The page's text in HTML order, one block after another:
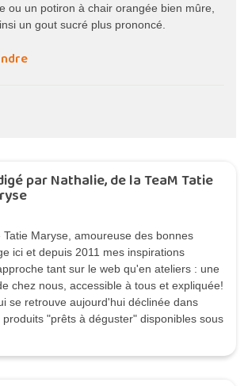
ou un potiron à chair orangée bien mûre,
un gout sucré plus prononcé.
par Nathalie, de la TeaM Tatie
Maryse, amoureuse des bonnes
ici et depuis 2011 mes inspirations
tant sur le web qu'en ateliers : une
chez nous, accessible à tous et expliquée!
se retrouve aujourd'hui déclinée dans
"prêts à déguster" disponibles sous